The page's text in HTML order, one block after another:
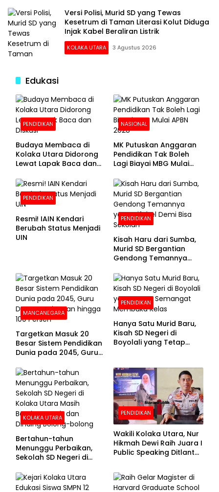
Versi Polisi, Murid SD yang Tewas
Kesetrum di Taman Literasi Kolut Diduga
Injak Kabel Beraliran Listrik
KOLAKA UTARA 3 Agustus 2026
Edukasi
PENDIDIKAN
Budaya Membaca di
Kolaka Utara Didorong
Lewat Lapak Baca dan
NASIONAL
MK Putuskan Anggaran
Pendidikan Tak Boleh
Lagi Biayai MBG Mulai
PENDIDIKAN
Resmi! IAIN Kendari
Berubah Status Menjadi
UIN
PENDIDIKAN
Kisah Haru dari Sumba,
Murid SD Bergantian
Gendong Temannya
Sekolah
MANCANEGARA
Targetkan Masuk 20
Besar Sistem Pendidikan
Dunia pada 2045, Guru
100 Persen
PENDIDIKAN
Hanya Satu Murid Baru,
Kisah SD Negeri di
Boyolali yang Tetap
KOLAKA UTARA
Bertahun-tahun
Menunggu Perbaikan,
Sekolah SD Negeri di
Beralas Tanah dan
Dinding Bolong-bolong
PENDIDIKAN
Wakili Kolaka Utara, Nur
Hikmah Dewi Raih Juara I
Public Speaking Ditlantas
Puncak Hari
Bhayangkara ke-80